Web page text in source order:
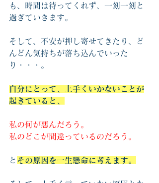
も、時間は待ってくれず、一刻一刻と
過ぎていきます。
そして、不安が押し寄せてきたり、ど
んどん気持ちが落ち込んでいった
り・・・。
自分にとって、上手くいかないことが
起きていると、
私の何が悪んだろう。
私のどこが間違っているのだろう。
と その原因を一生懸命に考えます。